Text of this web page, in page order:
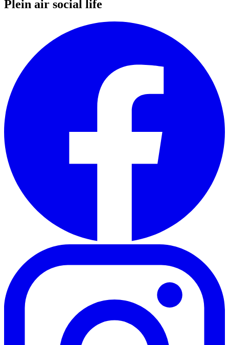
Plein air social life